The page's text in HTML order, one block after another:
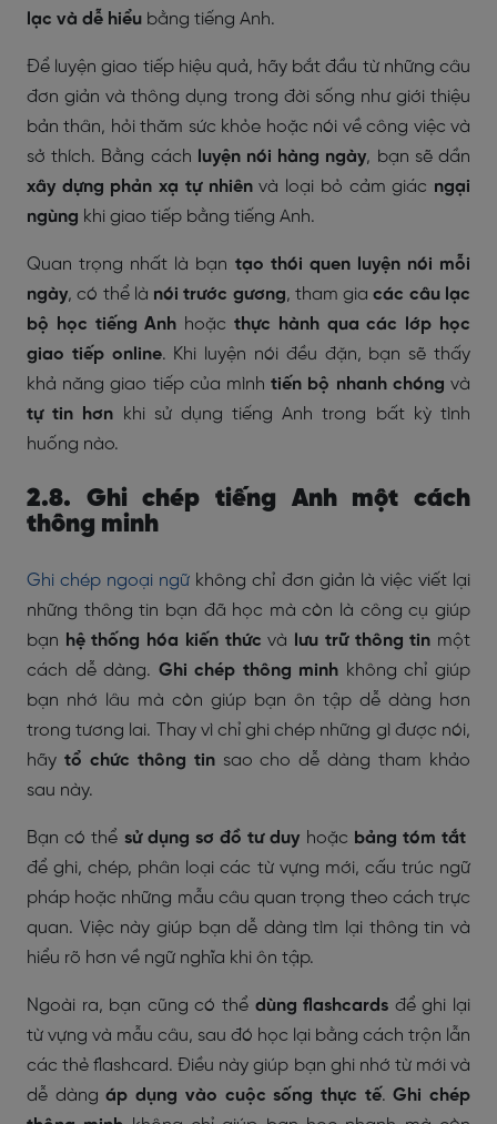
lạc và dễ hiểu bằng tiếng Anh.
Để luyện giao tiếp hiệu quả, hãy bắt đầu từ những câu
đơn giản và thông dụng trong đời sống như giới thiệu
bản thân, hỏi thăm sức khỏe hoặc nói về công việc và
sở thích. Bằng cách
luyện nói hàng ngày, bạn sẽ dần
xây dựng phản xạ tự nhiênvà loại bỏ cảm giác ngại
ngùng khi giao tiếp bằng tiếng Anh.
Quan trọng nhất là bạn tạo thói quen luyện nói mỗi
ngày, có thể là nói trước gương, tham giacác câu lạc
bộ học tiếng Anh hoặcthực hành qua các lớp học
giao tiếp online. Khi luyện nói đều đặn, bạn sẽ thấy
khả năng giao tiếp của mìnhtiến bộ nhanh chóng và
tự tin hơn khi sử dụng tiếng Anh trong bất kỳ tình
huống nào.
2.8. Ghi chép tiếng Anh một cách
thông minh
Ghi chép ngoại ngữ không chỉ đơn giản là việc viết lại
những thông tin bạn đã học mà còn là công cụ giúp
bạn hệ thống hóa kiến thức và lưu trữ thông tin một
cách dễ dàng. Ghi chép thông minh không chỉ giúp
bạn nhớ lâu mà còn giúp bạn ôn tập dễ dàng hơn
trong tương lai. Thay vì chỉ ghi chép những gì được nói,
hãy tổ chức thông tinsao cho dễ dàng tham khảo
sau này.
Bạn có thể sử dụng sơ đồ tư duy hoặc bảng tóm tắt
để ghi, chép, phân loại các từ vựng mới, cấu trúc ngữ
pháp hoặc những mẫu câu quan trọng theo cách trực
quan. Việc này giúp bạn dễ dàng tìm lại thông tin và
hiểu rõ hơn về ngữ nghĩa khi ôn tập.
Ngoài ra, bạn cũng có thể dùng flashcards để ghi lại
từ vựng và mẫu câu, sau đó học lại bằng cách trộn lẫn
các thẻ flashcard. Điều này giúp bạn ghi nhớ từ mới và
dễ dàngáp dụng vào cuộc sống thực tế.Ghi chép